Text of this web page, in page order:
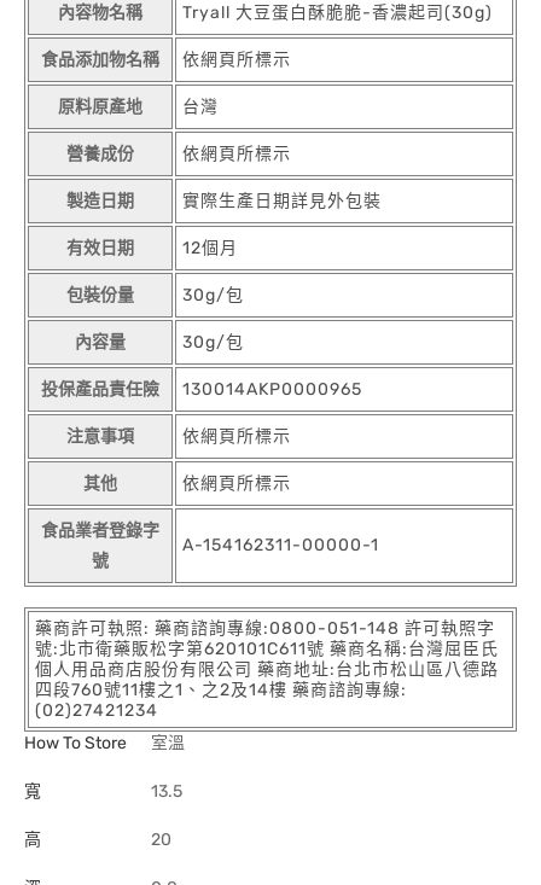
內容物名稱 Tryall 大豆蛋白酥脆脆-香濃起司(30g)
食品添加物名稱 依網頁所標示
原料原產地 台灣
營養成份 依網頁所標示
製造日期 實際生產日期詳見外包裝
有效日期 12個月
包裝份量 30g/包
內容量 30g/包
投保產品責任險 130014AKP0000965
注意事項 依網頁所標示
其他 依網頁所標示
食品業者登錄字
號
A-154162311-00000-1
藥商許可執照: 藥商諮詢專線:0800-051-148 許可執照字
號:北市衛藥販松字第620101C611號 藥商名稱:台灣屈臣氏
個人用品商店股份有限公司 藥商地址:台北市松山區八德路
四段760號11樓之1、之2及14樓 藥商諮詢專線:
(02)27421234
How To Store
室溫
寬 13.5
高 20